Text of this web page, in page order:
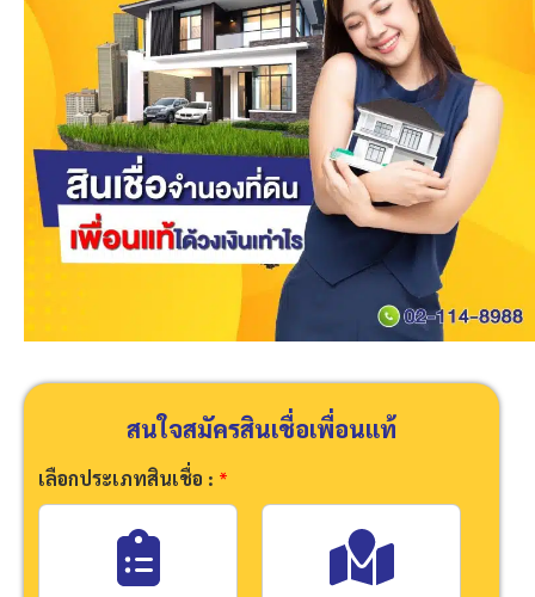
สนใจสมัครสินเชื่อเพื่อนแท้
เลือกประเภทสินเชื่อ : *